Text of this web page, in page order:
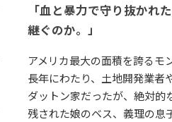
「血と暴力で守り抜かれ
継ぐのか。」
アメリカ最大の面積を誇るモ
長年にわたり、土地開発業者
ダットン家だったが、絶対的
残された娘のベス、義理の息